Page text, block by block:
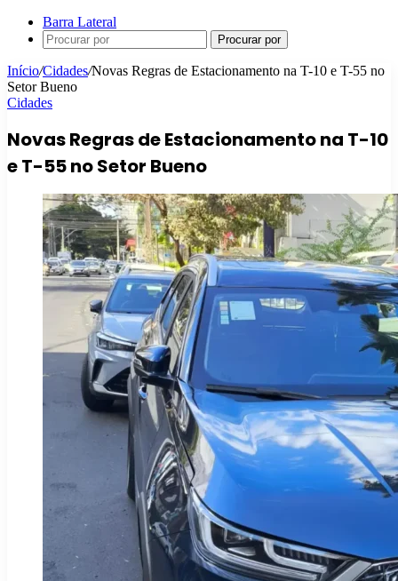
Barra Lateral
Procurar por
Início/Cidades/Novas Regras de Estacionamento na T-10 e T-55 no
Setor Bueno
Cidades
Novas Regras de Estacionamento na T-10
e T-55 no Setor Bueno